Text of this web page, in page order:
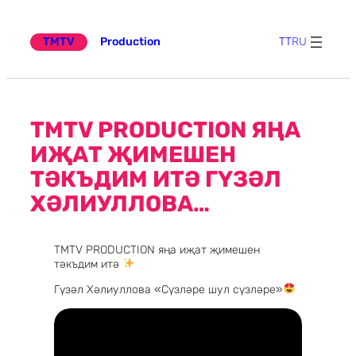
TMTV
Production TTRU
TMTV PRODUCTION ЯҢА
ИҖАТ ҖИМЕШЕН
ТӘКЪДИМ ИТӘ ГҮЗӘЛ
ХӘЛИУЛЛОВА…
TMTV PRODUCTION яңа иҗат җимешен
тәкъдим итә
Гүзәл Хәлиуллова «Сүзләре шул сүзләре»